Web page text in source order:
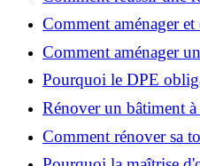
économies et un
Comment aménager
studio : 10 astuces
Comment aménager
et efficaces ?
Pourquoi le DPE
vendre ou louer un bien
Rénover un bâtiment
pratique et solutions
Comment rénover sa
réglementation ?